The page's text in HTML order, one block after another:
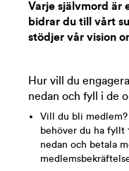
Varje självmord är
bidrar du till vårt
stödjer vår vision
Hur vill du
nedan och fyll i de
Vill du bli
behöver du ha fyllt
nedan och betala